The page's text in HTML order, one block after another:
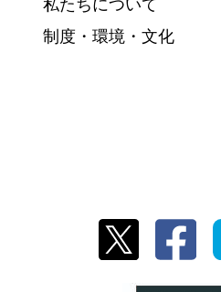
私たちについて
制度・環境・文化